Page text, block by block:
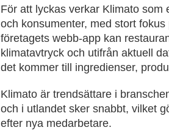
För att lyckas verkar Klimato som
och konsumenter, med stort
företagets webb-app kan
klimatavtryck och utifrån aktuell
det kommer till ingredienser,
Klimato är trendsättare i
och i utlandet sker snabbt, vilket
efter nya medarbetare.